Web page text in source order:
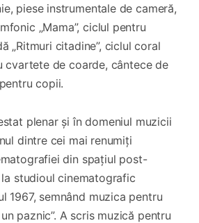
piese instrumentale de cameră,
„Mama”, ciclul pentru
„Ritmuri citadine”, ciclul coral
cvartete de coarde, cântece de
copii.
plenar și în domeniul muzicii
dintre cei mai renumiți
din spațiul post-
studioul cinematografic
1967, semnând muzica pentru
paznic”. A scris muzică pentru